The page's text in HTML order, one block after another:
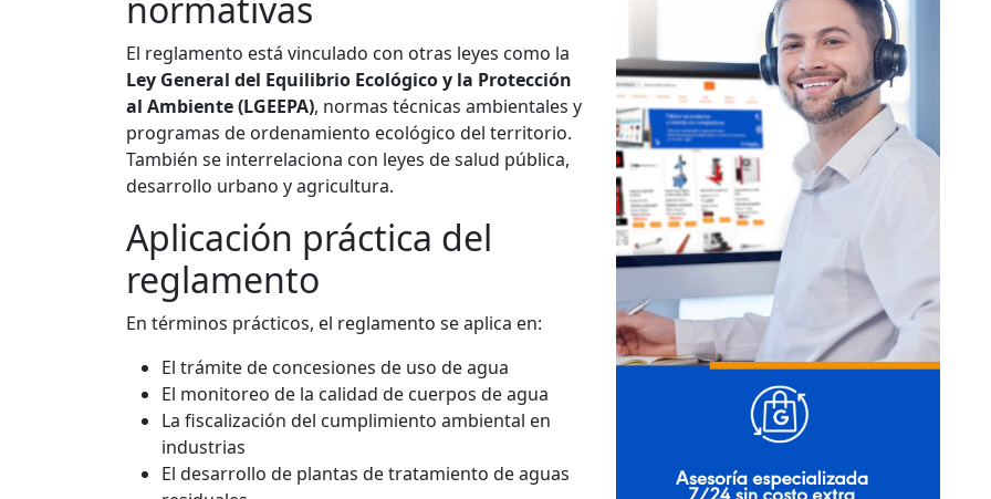
El reglamento está vinculado con otras leyes como la
Ley General del Equilibrio Ecológico y la Protección
al Ambiente (LGEEPA), normas técnicas ambientales y
programas de ordenamiento ecológico del territorio.
También se interrelaciona con leyes de salud pública,
desarrollo urbano y agricultura.
Aplicación práctica del
reglamento
En términos prácticos, el reglamento se aplica en:
El trámite de concesiones de uso de agua
El monitoreo de la calidad de cuerpos de agua
La fiscalización del cumplimiento ambiental en
industrias
El desarrollo de plantas de tratamiento de aguas